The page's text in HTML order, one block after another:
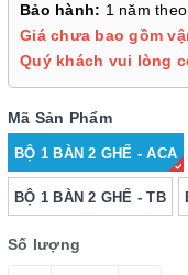
Bảo hành: 1 năm
Giá chưa bao gồm
Quý khách vui lòng
Mã Sản Phẩm
BỘ 1 BÀN 2 GHẾ - ACA
BỘ 1 BÀN 2 GHẾ - TB
Số lượng